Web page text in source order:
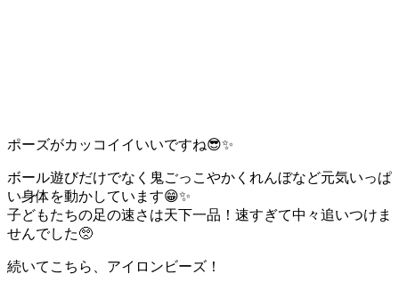
ポーズがカッコイイいいですね😎✨
ボール遊びだけでなく鬼ごっこやかくれんぼなど元気いっぱ
い身体を動かしています😁✨
子どもたちの足の速さは天下一品！速すぎて中々追いつけま
せんでした🥺
続いてこちら、アイロンビーズ！